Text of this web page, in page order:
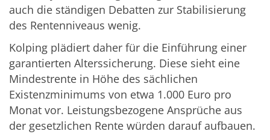
auch die ständigen Debatten zur Stabilisierung
des Rentenniveaus wenig.
Kolping plädiert daher für die Einführung einer
garantierten Alterssicherung. Diese sieht eine
Mindestrente in Höhe des sächlichen
Existenzminimums von etwa 1.000 Euro pro
Monat vor. Leistungsbezogene Ansprüche aus
der gesetzlichen Rente würden darauf aufbauen.